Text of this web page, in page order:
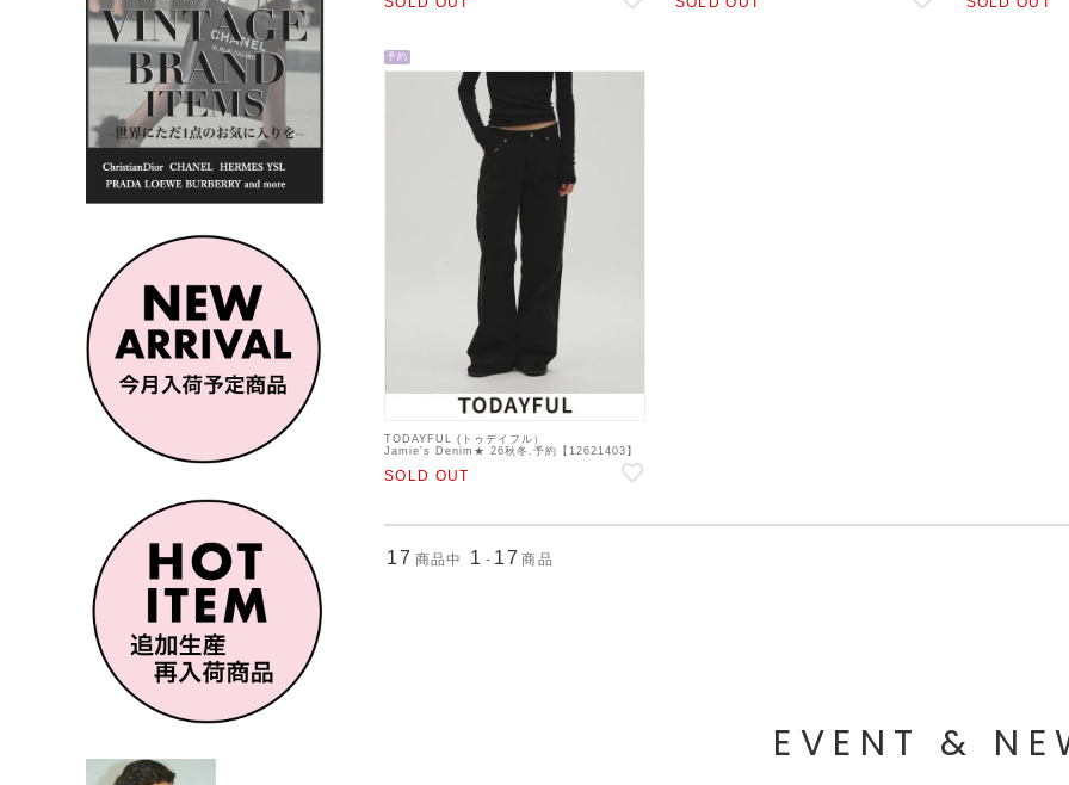
予約
TODAYFUL (トゥデイフル）
Jamie's Denim★ 26秋冬.予約【12621403】
SOLD OUT
17 商品中 1 - 17 商品
EVENT &